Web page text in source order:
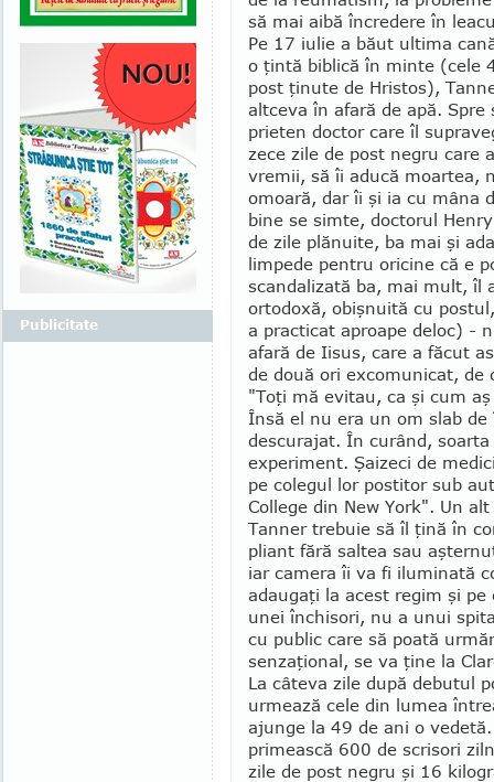
să mai aibă încredere în
Pe 17 iulie a băut ultima
o ţintă biblică în minte (cele
post ţinute de Hristos),
altceva în afară de apă. Spre
prieten doctor care îl
zece zile de post negru care
vremii, să îi aducă moar­tea,
omoa­ră, dar îi şi ia cu mâna
bine se simte, doctorul
de zile plănuite, ba mai şi
limpede pentru oricine că e
scandalizată ba, mai mult, îl
ortodoxă, obişnuită cu
a practicat aproa­pe deloc) -
afară de Iisus, care a făcut
de două ori ex­comunicat, de
"Toţi mă evi­tau, ca şi cum
Însă el nu era un om slab
descurajat. În curând,
experi­ment. Şaizeci de
pe colegul lor postitor sub
College din New York". Un
Tanner trebuie să îl ţină în
pliant fără saltea sau
iar camera îi va fi ilumi­nată
adaugaţi la acest regim şi
unei închisori, nu a unui
cu public care să poată
sen­zaţio­nal, se va ţine la
La câteva zile după debutul
urmează cele din lumea
ajun­ge la 49 de ani o
pri­mească 600 de scrisori
zile de post negru şi 16
Publicitate